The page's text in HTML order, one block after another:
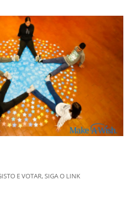
E VOTAR, SIGA O LINK